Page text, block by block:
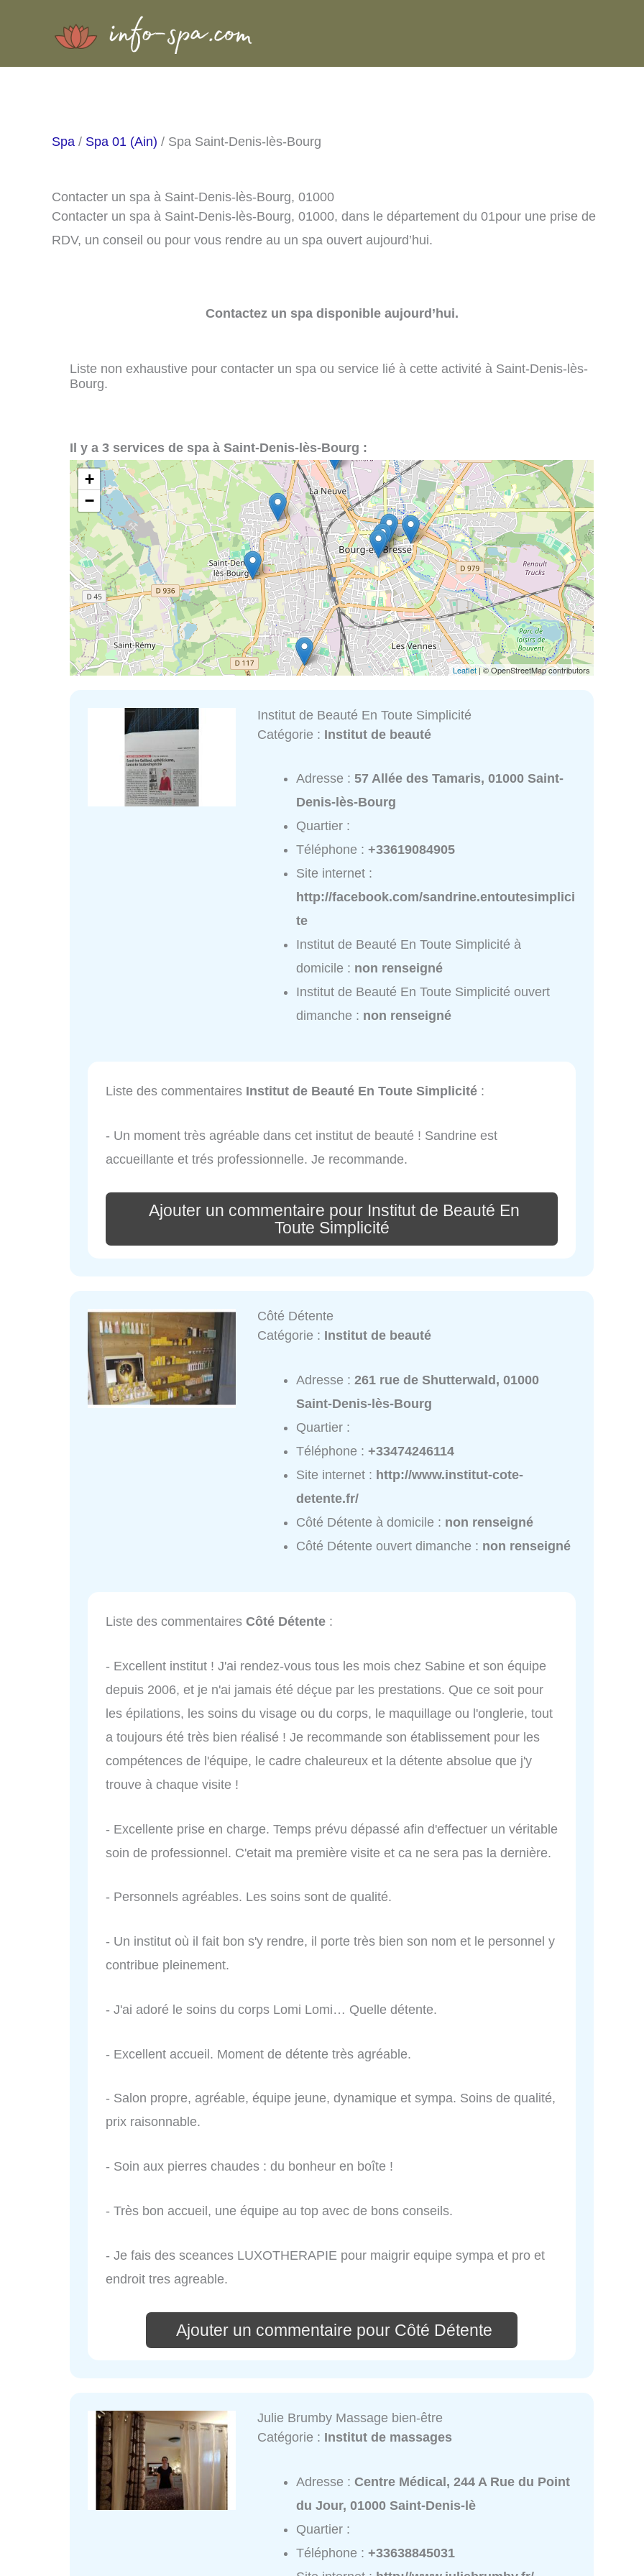
Spa / Spa 01 (Ain) / Spa Saint-Denis-lès-Bourg
Contacter un spa à Saint-Denis-lès-Bourg, 01000
Contacter un spa à Saint-Denis-lès-Bourg, 01000, dans le département du 01pour une prise de
RDV, un conseil ou pour vous rendre au un spa ouvert aujourd’hui.
Contactez un spa disponible aujourd’hui.
Liste non exhaustive pour contacter un spa ou service lié à cette activité à Saint-Denis-lès-
Bourg.
Il y a 3 services de spa à Saint-Denis-lès-Bourg :
+
−
Leaflet| © OpenStreetMap contributors
Institut de Beauté En Toute Simplicité
Catégorie : Institut de beauté
Adresse :57 Allée des Tamaris, 01000 Saint-
Denis-lès-Bourg
Quartier :
Téléphone :+33619084905
Site internet :
http://facebook.com/sandrine.entoutesimplici
te
Institut de Beauté En Toute Simplicité à
domicile : non renseigné
Institut de Beauté En Toute Simplicité ouvert
dimanche : non renseigné
Liste des commentaires Institut de Beauté En Toute Simplicité :
- Un moment très agréable dans cet institut de beauté ! Sandrine est
accueillante et trés professionnelle. Je recommande.
Ajouter un commentaire pour Institut de Beauté En
Toute Simplicité
Côté Détente
Catégorie : Institut de beauté
Adresse :261 rue de Shutterwald, 01000
Saint-Denis-lès-Bourg
Quartier :
Téléphone :+33474246114
Site internet : http://www.institut-cote-
detente.fr/
Côté Détente à domicile : non renseigné
Côté Détente ouvert dimanche : non renseigné
Liste des commentaires Côté Détente :
- Excellent institut ! J'ai rendez-vous tous les mois chez Sabine et son équipe
depuis 2006, et je n'ai jamais été déçue par les prestations. Que ce soit pour
les épilations, les soins du visage ou du corps, le maquillage ou l'onglerie, tout
a toujours été très bien réalisé ! Je recommande son établissement pour les
compétences de l'équipe, le cadre chaleureux et la détente absolue que j'y
trouve à chaque visite !
- Excellente prise en charge. Temps prévu dépassé afin d'effectuer un véritable
soin de professionnel. C'etait ma première visite et ca ne sera pas la dernière.
- Personnels agréables. Les soins sont de qualité.
- Un institut où il fait bon s'y rendre, il porte très bien son nom et le personnel y
contribue pleinement.
- J'ai adoré le soins du corps Lomi Lomi… Quelle détente.
- Excellent accueil. Moment de détente très agréable.
- Salon propre, agréable, équipe jeune, dynamique et sympa. Soins de qualité,
prix raisonnable.
- Soin aux pierres chaudes : du bonheur en boîte !
- Très bon accueil, une équipe au top avec de bons conseils.
- Je fais des sceances LUXOTHERAPIE pour maigrir equipe sympa et pro et
endroit tres agreable.
Ajouter un commentaire pour Côté Détente
Julie Brumby Massage bien-être
Catégorie : Institut de massages
Adresse :Centre Médical, 244 A Rue du Point
du Jour, 01000 Saint-Denis-lè
Quartier :
Téléphone :+33638845031